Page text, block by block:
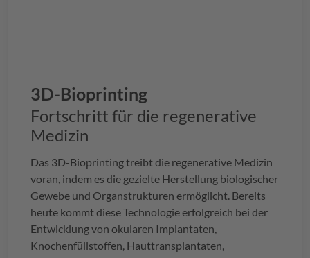
3D-Bioprinting
Fortschritt für die regenerative
Medizin
Das 3D-Bioprinting treibt die regenerative Medizin
voran, indem es die gezielte Herstellung biologischer
Gewebe und Organstrukturen ermöglicht. Bereits
heute kommt diese Technologie erfolgreich bei der
Entwicklung von okularen Implantaten,
Knochenfüllstoffen, Hauttransplantaten,